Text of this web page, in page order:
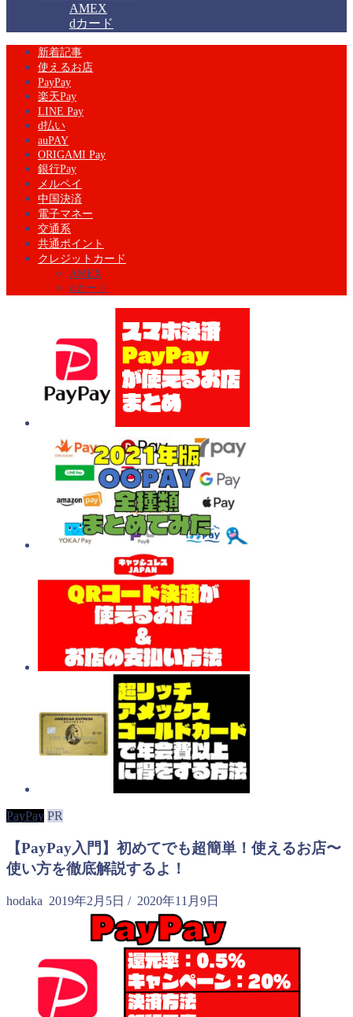
AMEX
dカード
新着記事
使えるお店
PayPay
楽天Pay
LINE Pay
d払い
auPAY
ORIGAMI Pay
銀行Pay
メルペイ
中国決済
電子マネー
交通系
共通ポイント
クレジットカード
AMEX
dカード
PayPay PR
【PayPay入門】初めてでも超簡単！使えるお店〜
使い方を徹底解説するよ！
hodaka 2019年2月5日 / 2020年11月9日